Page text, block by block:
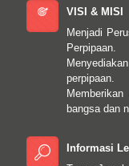
VISI & MISI
Menjadi
Perpipaan.
perpipaan.
bangsa dan
Informasi